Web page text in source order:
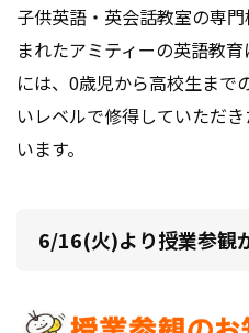
子供英語・英会話教室の専
まれたアミティーの英語教
には、 0歳児から高校生まで
いレベルで修得していただ
います。
6/16(火)より授業参観